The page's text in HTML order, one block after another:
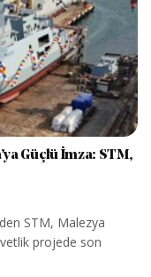
Güçlü İmza: STM,
STM, Malezya
projede son